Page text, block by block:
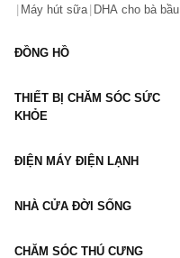
Vấn đề(*)
Máy hút sữa DHA cho bà bầu
ĐỒNG HỒ
THIẾT BỊ CHĂM SÓC SỨC
KHỎE
ĐIỆN MÁY ĐIỆN LẠNH
NHÀ CỬA ĐỜI SỐNG
CHĂM SÓC THÚ CƯNG